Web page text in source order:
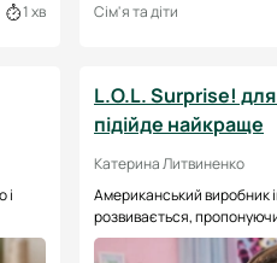
1 хв Сім'я та діти
і
L.O.L. Surprise! для
підійде найкраще
Катерина Литвиненко
Американський виробник
розвивається, пропонуючи